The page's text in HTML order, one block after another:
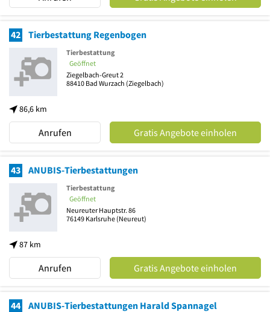
42 Tierbestattung Regenbogen
86,6 km
Tierbestattung
Geöffnet
Ziegelbach-Greut 2
88410 Bad Wurzach (Ziegelbach)
Anrufen Gratis Angebote einholen
43 ANUBIS-Tierbestattungen
87 km
Tierbestattung
Geöffnet
Neureuter Hauptstr. 86
76149 Karlsruhe (Neureut)
Anrufen Gratis Angebote einholen
44 ANUBIS-Tierbestattungen Harald Spannagel